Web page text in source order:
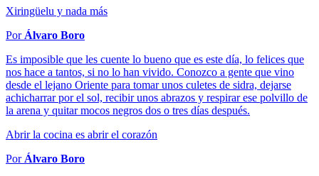
Xiringüelu y nada más
Por Álvaro Boro
Es imposible que les cuente lo bueno que es este día, lo felices que
nos hace a tantos, si no lo han vivido. Conozco a gente que vino
desde el lejano Oriente para tomar unos culetes de sidra, dejarse
achicharrar por el sol, recibir unos abrazos y respirar ese polvillo de
la arena y quitar mocos negros dos o tres días después.
Abrir la cocina es abrir el corazón
Por Álvaro Boro